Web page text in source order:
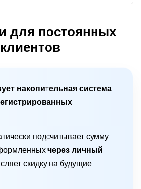
для постоянных
клиентов
накопительная система
подсчитывает сумму
через личный
скидку на будущие